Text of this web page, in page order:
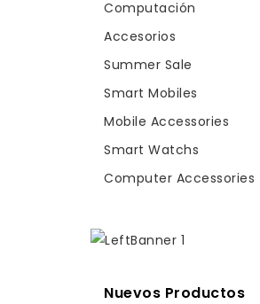
Computación
Accesorios
Summer Sale
Smart Mobiles
Mobile Accessories
Smart Watchs
Computer Accessories
Nuevos Productos